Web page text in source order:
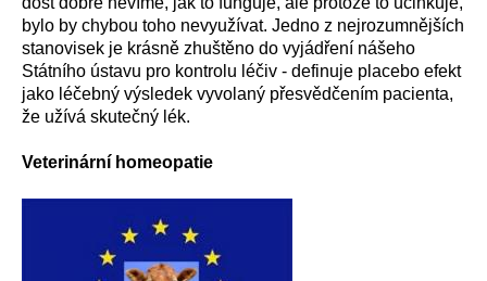
bylo by chybou toho nevyužívat. Jedno z nejrozumnějších
stanovisek je krásně zhuštěno do vyjádření nášeho
Státního ústavu pro kontrolu léčiv - definuje placebo efekt
jako léčebný výsledek vyvolaný přesvědčením pacienta,
že užívá skutečný lék.
Veterinární homeopatie